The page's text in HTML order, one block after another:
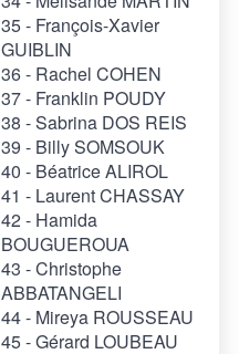
35 - François-Xavier
GUIBLIN
36 - Rachel COHEN
37 - Franklin POUDY
38 - Sabrina DOS REIS
39 - Billy SOMSOUK
40 - Béatrice ALIROL
41 - Laurent CHASSAY
42 - Hamida
BOUGUEROUA
43 - Christophe
ABBATANGELI
44 - Mireya ROUSSEAU
45 - Gérard LOUBEAU